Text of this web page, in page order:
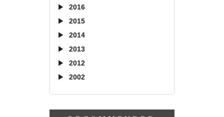
2016
2015
2014
2013
2012
2002